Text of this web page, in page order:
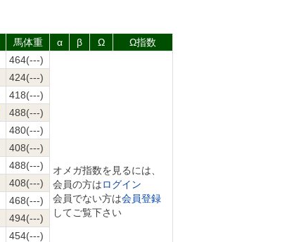
馬体重 α β Ω
Ω指数
464(---)
オメガ指数を見るには、
会員の方はログイン
会員でない方は会員登録
してご覧下さい
424(---)
418(---)
488(---)
480(---)
408(---)
488(---)
408(---)
468(---)
494(---)
454(---)